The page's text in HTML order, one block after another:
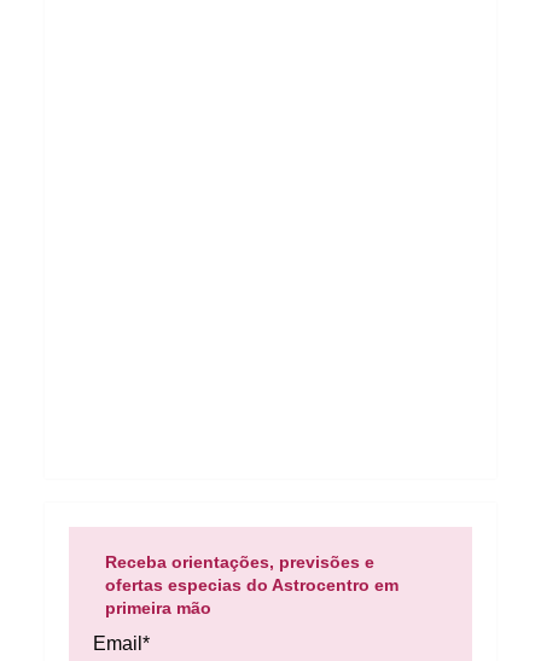
Receba orientações, previsões e
ofertas especias do Astrocentro em
primeira mão
Email*